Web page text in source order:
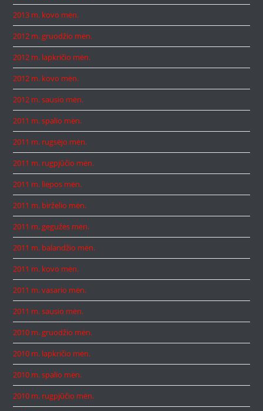
2013 m. kovo mėn.
2012 m. gruodžio mėn.
2012 m. lapkričio mėn.
2012 m. kovo mėn.
2012 m. sausio mėn.
2011 m. spalio mėn.
2011 m. rugsėjo mėn.
2011 m. rugpjūčio mėn.
2011 m. liepos mėn.
2011 m. birželio mėn.
2011 m. gegužės mėn.
2011 m. balandžio mėn.
2011 m. kovo mėn.
2011 m. vasario mėn.
2011 m. sausio mėn.
2010 m. gruodžio mėn.
2010 m. lapkričio mėn.
2010 m. spalio mėn.
2010 m. rugpjūčio mėn.